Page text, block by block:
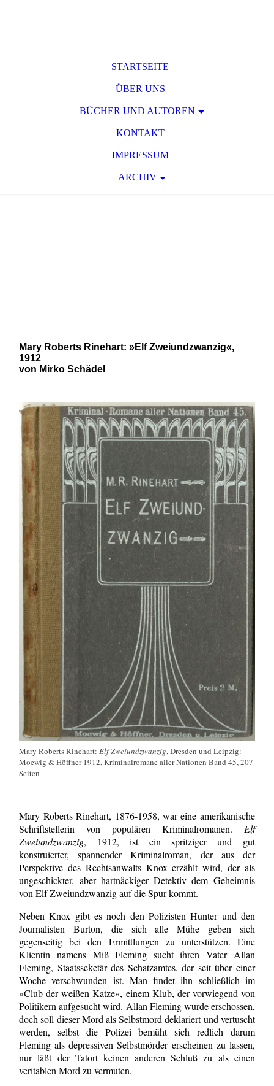
STARTSEITE
ÜBER UNS
BÜCHER UND AUTOREN
KONTAKT
IMPRESSUM
ARCHIV
Mary Roberts Rinehart: »Elf Zweiundzwanzig«,
1912
von Mirko Schädel
Mary Roberts Rinehart:Elf Zweiundzwanzig, Dresden und Leipzig:
Moewig & Höffner 1912, Kriminalromane aller Nationen Band 45, 207
Seiten
Mary Roberts Rinehart, 1876-1958, war eine amerikanische
Schriftstellerin von populären Kriminalromanen. Elf
Zweiundzwanzig, 1912, ist ein spritziger und gut
konstruierter, spannender Kriminalroman, der aus der
Perspektive des Rechtsanwalts Knox erzählt wird, der als
ungeschickter, aber hartnäckiger Detektiv dem Geheimnis
von Elf Zweiundzwanzig auf die Spur kommt.
Neben Knox gibt es noch den Polizisten Hunter und den
Journalisten Burton, die sich alle Mühe geben sich
gegenseitig bei den Ermittlungen zu unterstützen. Eine
Klientin namens Miß Fleming sucht ihren Vater Allan
Fleming, Staatsseketär des Schatzamtes, der seit über einer
Woche verschwunden ist. Man findet ihn schließlich im
»Club der weißen Katze«, einem Klub, der vorwiegend von
Politikern aufgesucht wird. Allan Fleming wurde erschossen,
doch soll dieser Mord als Selbstmord deklariert und vertuscht
werden, selbst die Polizei bemüht sich redlich darum
Fleming als depressiven Selbstmörder erscheinen zu lassen,
nur läßt der Tatort keinen anderen Schluß zu als einen
veritablen Mord zu vermuten.